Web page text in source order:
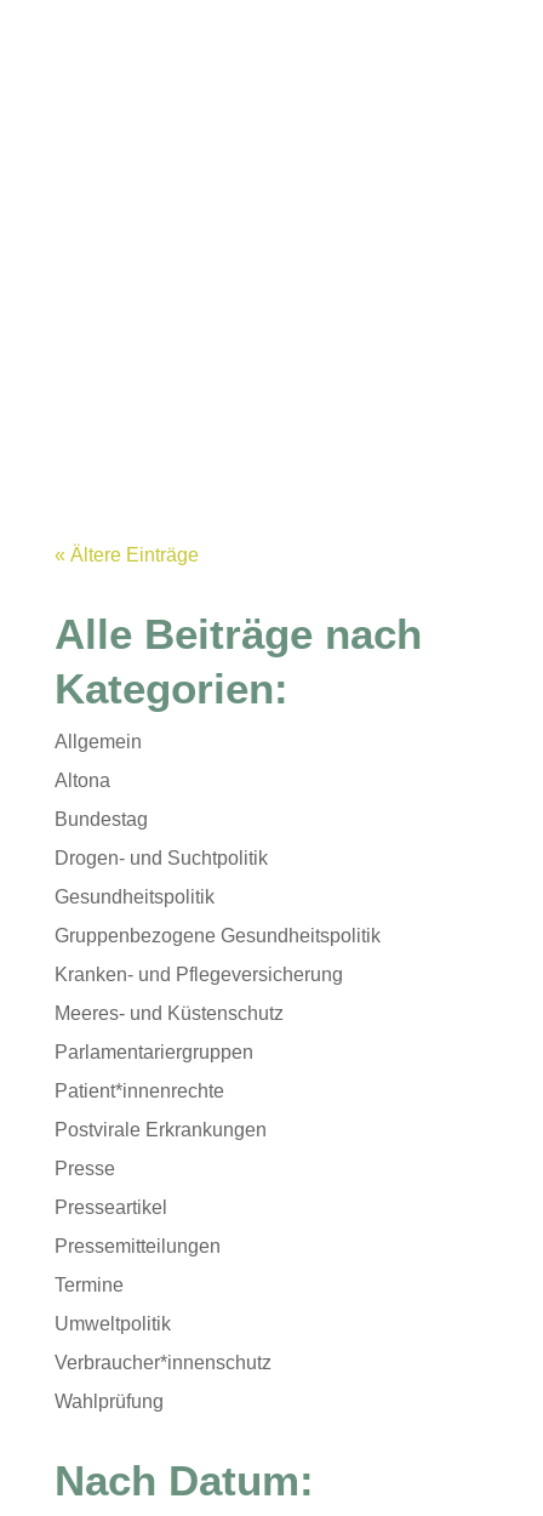
« Ältere Einträge
Alle Beiträge nach
Kategorien:
Allgemein
Altona
Bundestag
Drogen- und Suchtpolitik
Gesundheitspolitik
Gruppenbezogene Gesundheitspolitik
Kranken- und Pflegeversicherung
Meeres- und Küstenschutz
Parlamentariergruppen
Patient*innenrechte
Postvirale Erkrankungen
Presse
Presseartikel
Pressemitteilungen
Termine
Umweltpolitik
Verbraucher*innenschutz
Wahlprüfung
Nach Datum: